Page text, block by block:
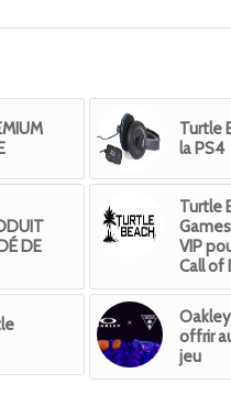
Turtle
la PS4
DE
Turtle
VIP
Call of
offrir
jeu